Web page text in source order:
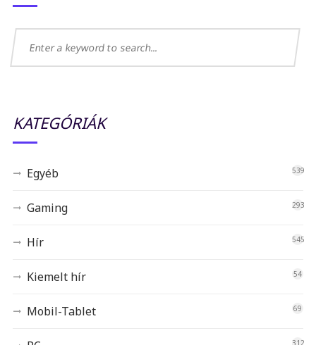
KATEGÓRIÁK
Egyéb 539
Gaming 293
Hír 545
Kiemelt hír 54
Mobil-Tablet 69
312